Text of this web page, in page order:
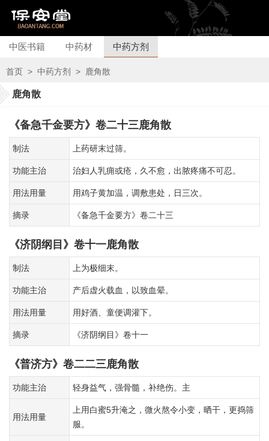
中医书籍 中药材 中药方剂
首页 > 中药方剂 > 鹿角散
鹿角散
《备急千金要方》卷二十三鹿角散
制法 上药研末过筛。
功能主治 治妇人乳痈或疮，久不愈，出脓疼痛不可忍。
用法用量 用鸡子黄加温，调敷患处，日三次。
摘录 《备急千金要方》卷二十三
《济阴纲目》卷十一鹿角散
制法 上为极细末。
功能主治 产后虚火载血，以致血晕。
用法用量 用好酒、童便调灌下。
摘录 《济阴纲目》卷十一
《普济方》卷二二三鹿角散
功能主治 轻身益气，强骨髓，补绝伤。主
用法用量
上用白蜜5升淹之，微火熬令小变，晒干，更捣筛
服。